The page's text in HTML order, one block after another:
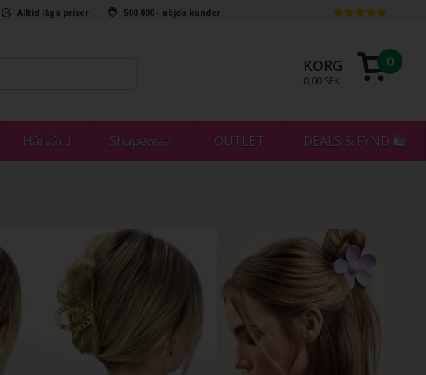
Alltid låga priser 500 000+ nöjda kunder
KORG
0,00 SEK
0
Hårvård Shapewear OUTLET DEALS & FYND 🛍